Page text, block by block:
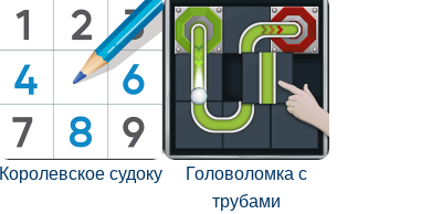
Королевское судоку
Головоломка с
трубами